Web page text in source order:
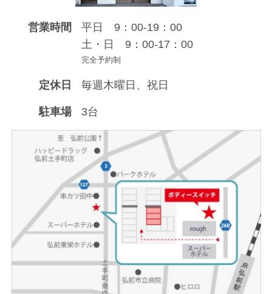
営業時間
平日 9：00-19：00
土・日 9：00-17：00
完全予約制
定休日 毎週木曜日、祝日
駐車場 3台